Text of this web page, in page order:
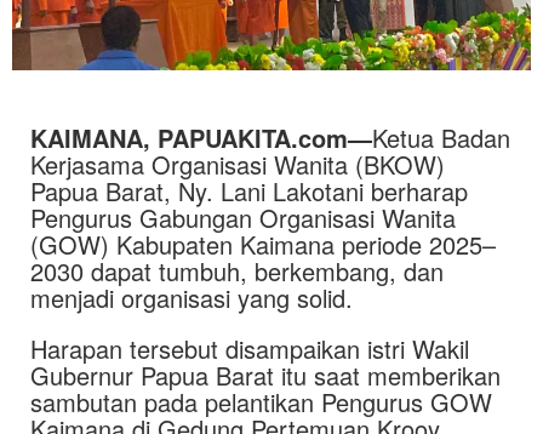
KAIMANA, PAPUAKITA.com—Ketua Badan
Kerjasama Organisasi Wanita (BKOW)
Papua Barat, Ny. Lani Lakotani berharap
Pengurus Gabungan Organisasi Wanita
(GOW) Kabupaten Kaimana periode 2025–
2030 dapat tumbuh, berkembang, dan
menjadi organisasi yang solid.
Harapan tersebut disampaikan istri Wakil
Gubernur Papua Barat itu saat memberikan
sambutan pada pelantikan Pengurus GOW